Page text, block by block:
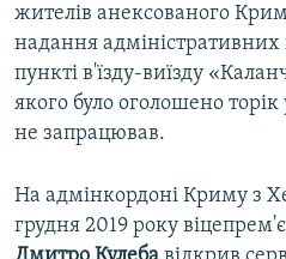
жителів анексованого
надання
пункті в'їзду-виїзду
якого було оголошено
не запрацював.
На адмінкордоні Криму з
грудня 2019 року